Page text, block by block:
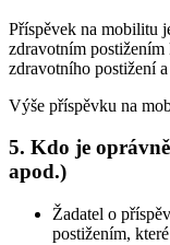
Příspěvek na mobilitu
zdravotním
zdravotního postižení
Výše příspěvku na
5. Kdo je
apod.)
Žadatel o
postižením,